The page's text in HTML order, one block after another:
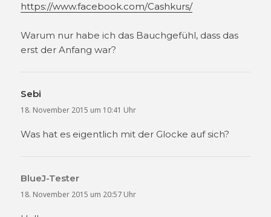
https://www.facebook.com/Cashkurs/
Warum nur habe ich das Bauchgefühl, dass das
erst der Anfang war?
Sebi
18. November 2015 um 10:41 Uhr
Was hat es eigentlich mit der Glocke auf sich?
BlueJ-Tester
18. November 2015 um 20:57 Uhr